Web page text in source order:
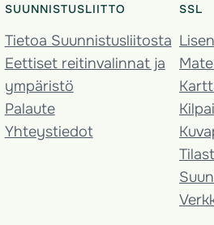
SUUNNISTUSLIITTO
Tietoa Suunnistusliitosta
Eettiset reitinvalinnat ja
ympäristö
Palaute
Yhteystiedot
SSL